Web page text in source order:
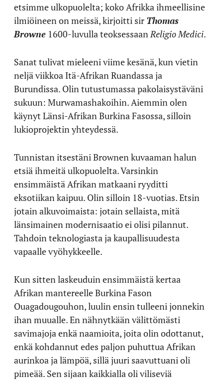
etsimme ulkopuolelta; koko Afrikka ihmeellisine
ilmiöineen on meissä, kirjoitti sir Thomas
Browne 1600-luvulla teoksessaan Religio Medici.
Sanat tulivat mieleeni viime kesänä, kun vietin
neljä viikkoa Itä-Afrikan Ruandassa ja
Burundissa. Olin tutustumassa pakolaisystäväni
sukuun: Murwamashakoihin. Aiemmin olen
käynyt Länsi-Afrikan Burkina Fasossa, silloin
lukioprojektin yhteydessä.
Tunnistan itsestäni Brownen kuvaaman halun
etsiä ihmeitä ulkopuolelta. Varsinkin
ensimmäistä Afrikan matkaani ryyditti
eksotiikan kaipuu. Olin silloin 18-vuotias. Etsin
jotain alkuvoimaista: jotain sellaista, mitä
länsimainen modernisaatio ei olisi pilannut.
Tahdoin teknologiasta ja kaupallisuudesta
vapaalle vyöhykkeelle.
Kun sitten laskeuduin ensimmäistä kertaa
Afrikan mantereelle Burkina Fason
Ouagadougouhon, luulin ensin tulleeni jonnekin
ihan muualle. En nähnytkään välittömästi
savimajoja enkä naamioita, joita olin odottanut,
enkä kohdannut edes paljon puhuttua Afrikan
aurinkoa ja lämpöä, sillä juuri saavuttuani oli
pimeää. Sen sijaan kaikkialla oli viliseviä